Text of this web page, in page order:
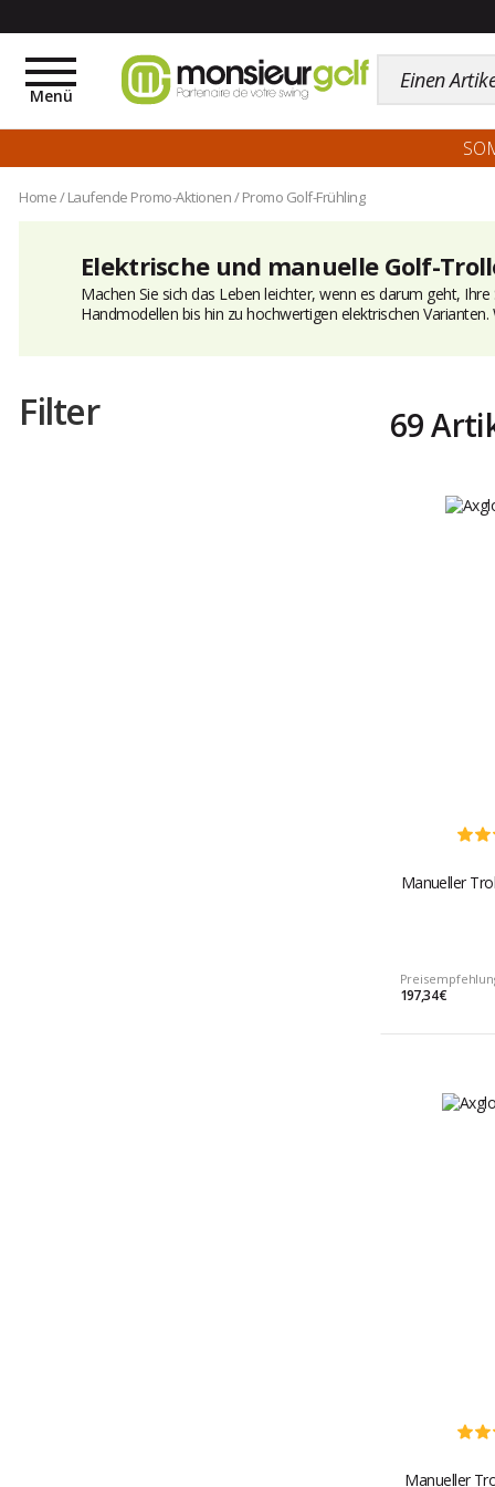
Toggle
navigation
Menü
Home/ Laufende Promo-Aktionen/Promo Golf-Frühling
Elektrische und manuelle Golf-
Machen Sie sich das Leben leichter, wenn es darum geht,
Handmodellen bis hin zu hochwertigen elektrischen
Filter 69
Manueller
197,34 €
Manueller